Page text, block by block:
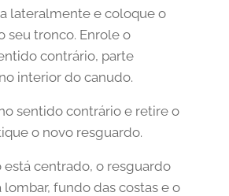
lateralmente e coloque o
seu tronco. Enrole o
contrário, parte
interior do canudo.
sentido contrário e retire o
o novo resguardo.
está centrado, o resguardo
fundo das costas e o